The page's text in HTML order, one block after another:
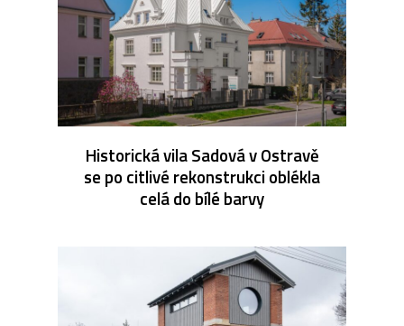
Historická vila Sadová v Ostravě
se po citlivé rekonstrukci oblékla
celá do bílé barvy